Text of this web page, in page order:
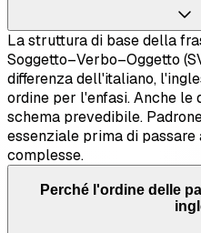
La struttura di base della
Soggetto–Verbo–Oggetto
differenza dell'italiano,
ordine per l'enfasi. Anche le
schema prevedibile.
essenziale prima di
complesse.
Perché l'ordine delle